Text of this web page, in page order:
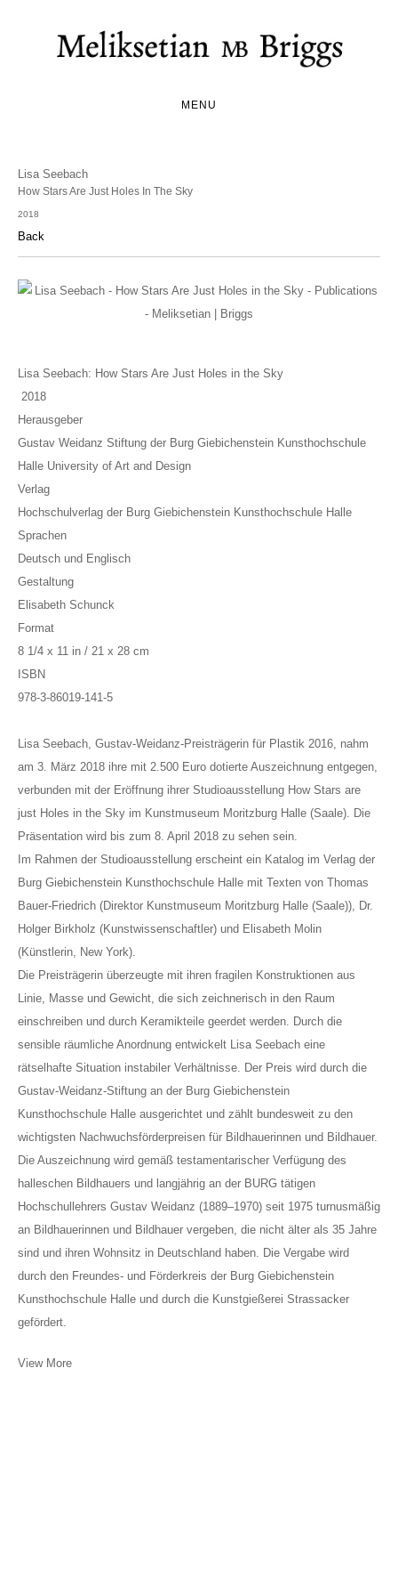
MENU
Lisa Seebach
How Stars Are Just Holes In The Sky
2018
Back
Lisa Seebach: How Stars Are Just Holes in the Sky
2018
Herausgeber
Gustav Weidanz Stiftung der Burg Giebichenstein Kunsthochschule
Halle University of Art and Design
Verlag
Hochschulverlag der Burg Giebichenstein Kunsthochschule Halle
Sprachen
Deutsch und Englisch
Gestaltung
Elisabeth Schunck
Format
8 1/4 x 11 in / 21 x 28 cm
ISBN
978-3-86019-141-5
Lisa Seebach, Gustav-Weidanz-Preisträgerin für Plastik 2016, nahm
am 3. März 2018 ihre mit 2.500 Euro dotierte Auszeichnung entgegen,
verbunden mit der Eröffnung ihrer Studioausstellung How Stars are
just Holes in the Sky im Kunstmuseum Moritzburg Halle (Saale). Die
Präsentation wird bis zum 8. April 2018 zu sehen sein.
Im Rahmen der Studioausstellung erscheint ein Katalog im Verlag der
Burg Giebichenstein Kunsthochschule Halle mit Texten von Thomas
Bauer-Friedrich (Direktor Kunstmuseum Moritzburg Halle (Saale)), Dr.
Holger Birkholz (Kunstwissenschaftler) und Elisabeth Molin
(Künstlerin, New York).
Die Preisträgerin überzeugte mit ihren fragilen Konstruktionen aus
Linie, Masse und Gewicht, die sich zeichnerisch in den Raum
einschreiben und durch Keramikteile geerdet werden. Durch die
sensible räumliche Anordnung entwickelt Lisa Seebach eine
rätselhafte Situation instabiler Verhältnisse. Der Preis wird durch die
Gustav-Weidanz-Stiftung an der Burg Giebichenstein
Kunsthochschule Halle ausgerichtet und zählt bundesweit zu den
wichtigsten Nachwuchsförderpreisen für Bildhauerinnen und Bildhauer.
Die Auszeichnung wird gemäß testamentarischer Verfügung des
halleschen Bildhauers und langjährig an der BURG tätigen
Hochschullehrers Gustav Weidanz (1889–1970) seit 1975 turnusmäßig
an Bildhauerinnen und Bildhauer vergeben, die nicht älter als 35 Jahre
sind und ihren Wohnsitz in Deutschland haben. Die Vergabe wird
durch den Freundes- und Förderkreis der Burg Giebichenstein
Kunsthochschule Halle und durch die Kunstgießerei Strassacker
gefördert.
View More